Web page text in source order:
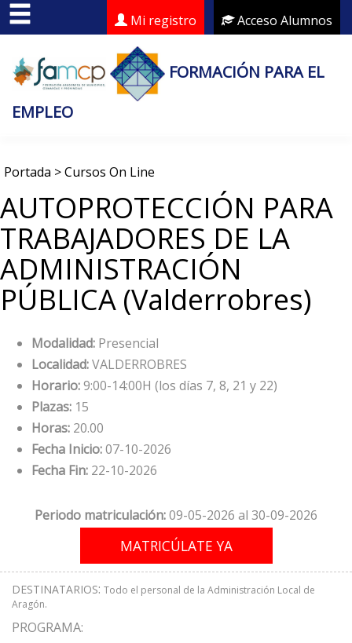
Acceso Alumnos
Mi registro
FORMACIÓN PARA EL
EMPLEO
Portada >Cursos On Line
AUTOPROTECCIÓN PARA
TRABAJADORES DE LA
ADMINISTRACIÓN
PÚBLICA (Valderrobres)
Modalidad: Presencial
Localidad:VALDERROBRES
Horario:9:00-14:00H (los días 7, 8, 21 y 22)
Plazas: 15
Horas: 20.00
Fecha Inicio:07-10-2026
Fecha Fin: 22-10-2026
Periodo matriculación:09-05-2026 al 30-09-2026
DESTINATARIOS: Todo el personal de la Administración Local de
Aragón.
PROGRAMA: